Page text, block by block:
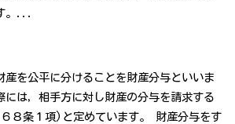
。...
産を公平に分けることを財産分与といいま
には，相手方に対し財産の分与を請求する
８条１項)と定めています。 財産分与をす